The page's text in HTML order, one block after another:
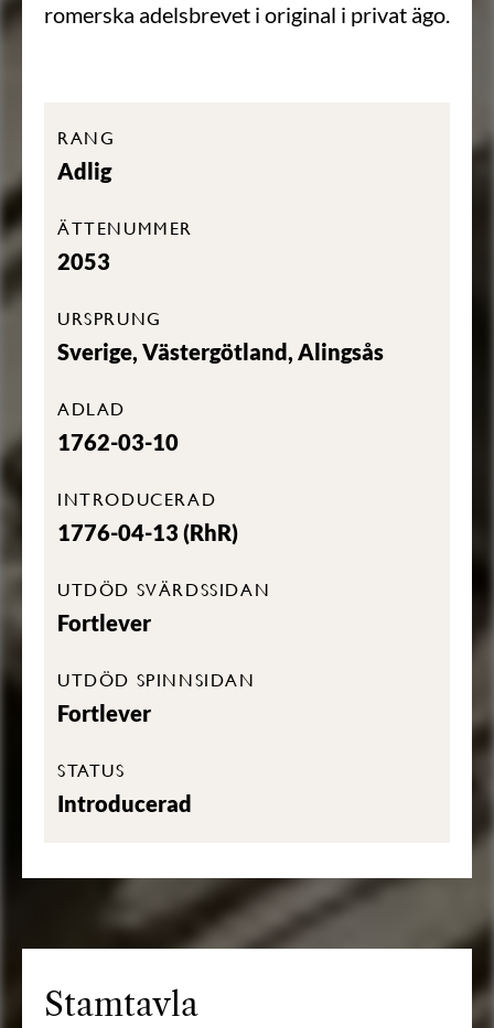
romerska adelsbrevet i original i privat ägo.
RANG
Adlig
ÄTTENUMMER
2053
URSPRUNG
Sverige, Västergötland, Alingsås
ADLAD
1762-03-10
INTRODUCERAD
1776-04-13 (RhR)
UTDÖD SVÄRDSSIDAN
Fortlever
UTDÖD SPINNSIDAN
Fortlever
STATUS
Introducerad
Stamtavla